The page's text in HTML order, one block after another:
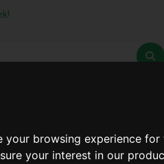
your browsing experience
your interest in our